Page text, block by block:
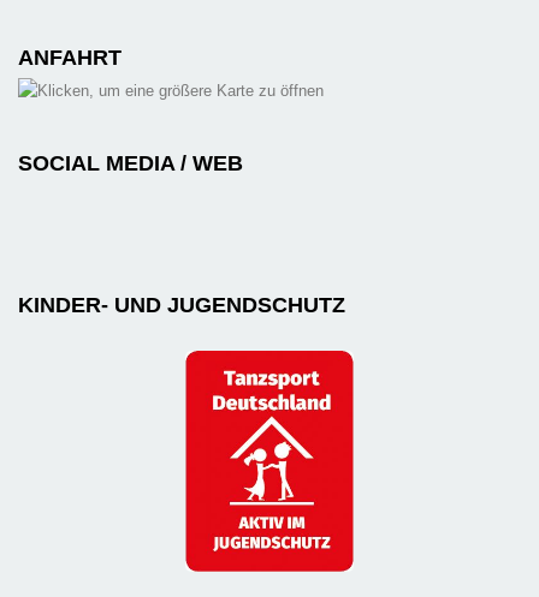
ANFAHRT
SOCIAL MEDIA / WEB
KINDER- UND JUGENDSCHUTZ